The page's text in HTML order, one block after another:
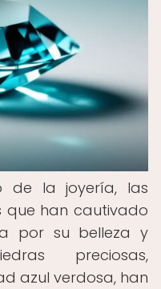
de la joyería, las
que han cautivado
por su belleza y
preciosas,
azul verdosa, han